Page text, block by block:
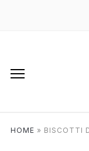
HOME » BISCOTTI